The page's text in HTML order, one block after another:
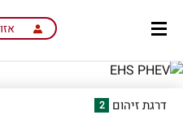
content
menu
דרגת זיהום 2